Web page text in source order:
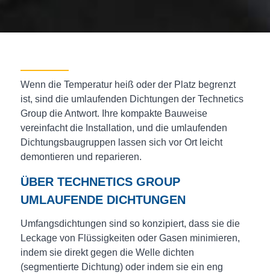
Wenn die Temperatur heiß oder der Platz begrenzt
ist, sind die umlaufenden Dichtungen der Technetics
Group die Antwort. Ihre kompakte Bauweise
vereinfacht die Installation, und die umlaufenden
Dichtungsbaugruppen lassen sich vor Ort leicht
demontieren und reparieren.
ÜBER TECHNETICS GROUP
UMLAUFENDE DICHTUNGEN
Umfangsdichtungen sind so konzipiert, dass sie die
Leckage von Flüssigkeiten oder Gasen minimieren,
indem sie direkt gegen die Welle dichten
(segmentierte Dichtung) oder indem sie ein eng